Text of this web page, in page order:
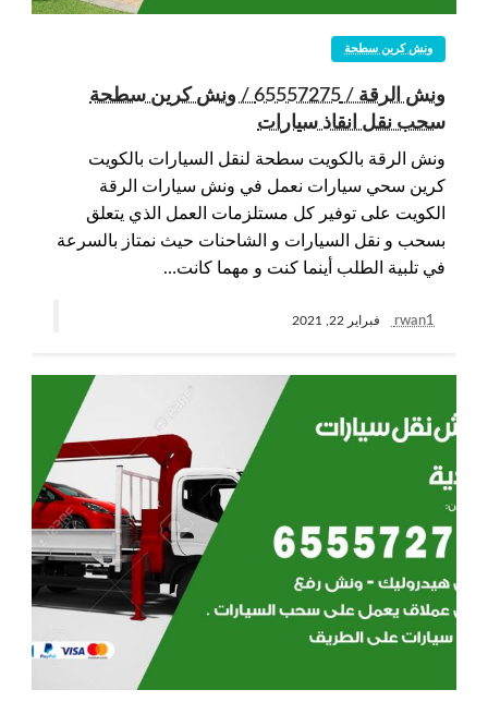
ونش كرين سطحة
ونش الرقة / 65557275 / ونش كرين سطحة
سحب نقل انقاذ سيارات
ونش الرقة بالكويت سطحة لنقل السيارات بالكويت
كرين سحي سيارات نعمل في ونش سيارات الرقة
الكويت على توفير كل مستلزمات العمل الذي يتعلق
بسحب و نقل السيارات و الشاحنات حيث نمتاز بالسرعة
في تلبية الطلب أينما كنت و مهما كانت…
rwan1 فبراير 22, 2021